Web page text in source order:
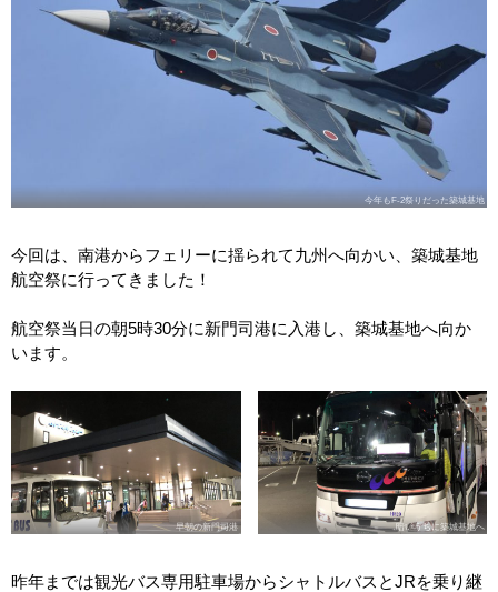
今年もF-2祭りだった築城基地
今回は、南港からフェリーに揺られて九州へ向かい、築城基地
航空祭に行ってきました！
航空祭当日の朝5時30分に新門司港に入港し、築城基地へ向か
います。
早朝の新門司港 暗いうちに築城基地へ
昨年までは観光バス専用駐車場からシャトルバスとJRを乗り継